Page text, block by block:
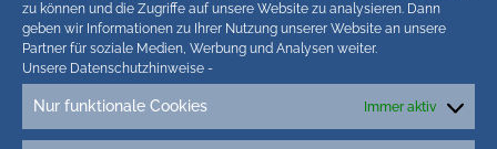
zu können und die Zugriffe auf unsere Website zu analysieren. Dann
geben wir Informationen zu Ihrer Nutzung unserer Website an unsere
Partner für soziale Medien, Werbung und Analysen weiter.
Unsere Datenschutzhinweise -
Nur funktionale Cookies Immer aktiv